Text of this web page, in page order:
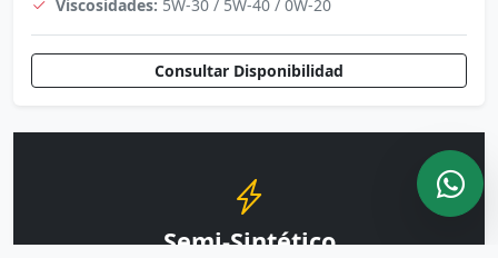
Viscosidades: 5W-30 / 5W-40 / 0W-20
Consultar Disponibilidad
Semi-Sintético